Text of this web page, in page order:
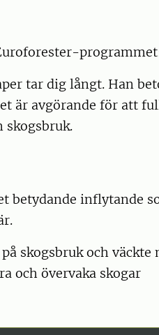
tar dig långt. Han
är avgörande för att
skogsbruk.
betydande inflytande
skogsbruk och väckte
och övervaka skogar